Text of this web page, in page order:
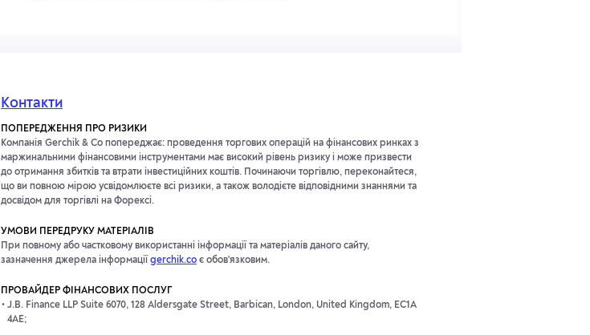
Контакти
ПОПЕРЕДЖЕННЯ ПРО РИЗИКИ
Компанія Gerchik & Co попереджає: проведення торгових операцій на фінансових ринках з
маржинальними фінансовими інструментами має високий рівень ризику і може призвести
до отримання збитків та втрати інвестиційних коштів. Починаючи торгівлю, переконайтеся,
що ви повною мірою усвідомлюєте всі ризики, а також володієте відповідними знаннями та
досвідом для торгівлі на Форексі.
УМОВИ ПЕРЕДРУКУ МАТЕРІАЛІВ
При повному або частковому використанні інформації та матеріалів даного сайту,
зазначення джерела інформації gerchik.co є обов'язковим.
ПРОВАЙДЕР ФІНАНСОВИХ ПОСЛУГ
J.B. Finance LLP Suite 6070, 128 Aldersgate Street, Barbican, London, United Kingdom, EC1A
4AE;